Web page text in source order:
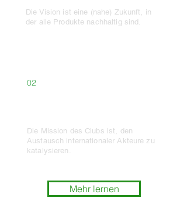
Die Vision ist eine (nahe) Zukunft, in
der alle Produkte nachhaltig sind.
02
Die Mission des Clubs ist, den
Austausch internationaler Akteure zu
katalysieren.
Mehr lernen